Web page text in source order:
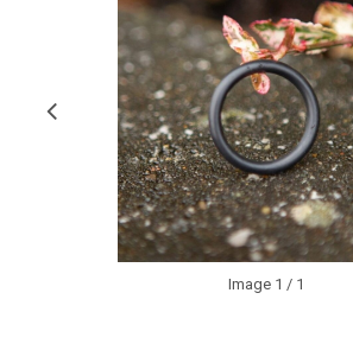
Image 1 / 1